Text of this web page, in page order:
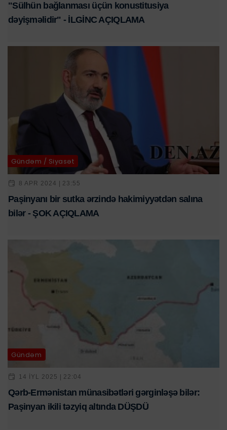
"Sülhün bağlanması üçün konustitusiya
dəyişməlidir" - İLGİNC AÇIQLAMA
Gündəm / Siyasət
8 APR 2024 | 23:55
Paşinyanı bir sutka ərzində hakimiyyətdən salına
bilər - ŞOK AÇIQLAMA
Gündəm
14 IYL 2025 | 22:04
Qərb-Ermənistan münasibətləri gərginləşə bilər:
Paşinyan ikili təzyiq altında DÜŞDÜ